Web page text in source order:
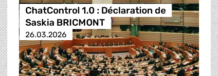
ChatControl 1.0 : Déclaration de
Saskia BRICMONT
26.03.2026